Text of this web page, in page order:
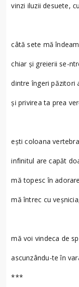
vinzi iluzii desuete,
câtă sete mă
chiar şi greierii se-
dintre îngeri păzitori
şi privirea ta prea
eşti coloana
infinitul are capăt
mă topesc în
mă întrec cu
mă voi vindeca de
ascunzându-te în
***